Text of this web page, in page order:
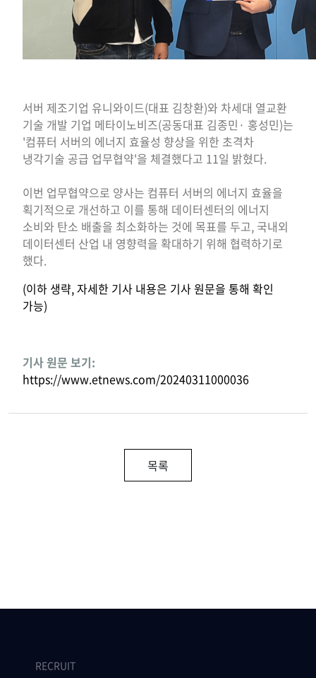
서버 제조기업 유니와이드(대표 김창환)와 차세대 열교환
기술 개발 기업 메타이노비즈(공동대표 김종민· 홍성민)는
'컴퓨터 서버의 에너지 효율성 향상을 위한 초격차
냉각기술 공급 업무협약'을 체결했다고 11일 밝혔다.
이번 업무협약으로 양사는 컴퓨터 서버의 에너지 효율을
획기적으로 개선하고 이를 통해 데이터센터의 에너지
소비와 탄소 배출을 최소화하는 것에 목표를 두고, 국내외
데이터센터 산업 내 영향력을 확대하기 위해 협력하기로
했다.
(이하 생략, 자세한 기사 내용은 기사 원문을 통해 확인
가능)
기사 원문 보기:
https://www.etnews.com/20240311000036
목록
RECRUIT